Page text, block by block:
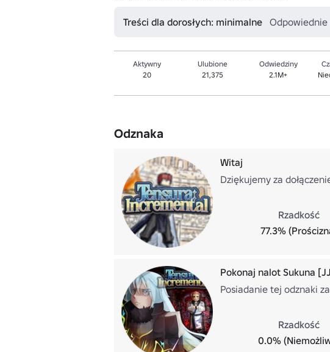
Treści dla dorosłych: minimalne
Aktywny
20
Ulubione
21,375
Odwiedziny
2.1M+
Odznaka
Witaj
Dziękujemy za
Rzadkość
77.3%
Pokonaj nalot Sukuna
Posiadanie tej odznaki
Rzadkość
0.0%